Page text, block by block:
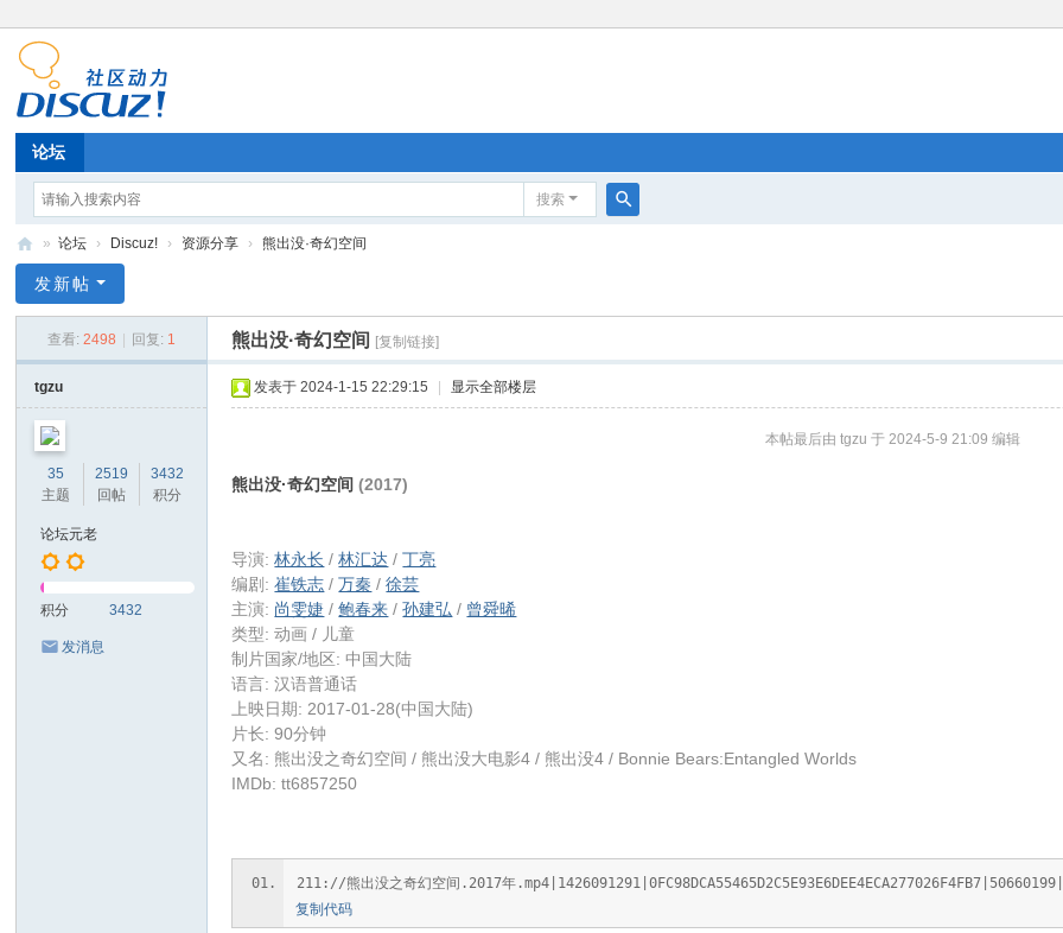
论坛
搜索
52
» 论坛 › Discuz! › 资源分享 › 熊出没·奇幻空间
发新帖
查看: 2498 回复: 1 熊出没·奇幻空间 [复制链接]
tgzu
35
主题
2519
回帖
3432
积分
论坛元老
积分 3432
发消息
发表于 2024-1-15 22:29:15 显示全部楼层
本帖最后由 tgzu 于 2024-5-9 21:09 编辑
熊出没·奇幻空间(2017)
导演:林永长 /林汇达 /丁亮
编剧:崔铁志 /万秦 /徐芸
主演: 尚雯婕 /鲍春来 /孙建弘 / 曾舜晞
类型: 动画 / 儿童
制片国家/地区: 中国大陆
语言: 汉语普通话
上映日期: 2017-01-28(中国大陆)
片长: 90分钟
又名: 熊出没之奇幻空间 / 熊出没大电影4 / 熊出没4 / Bonnie Bears:Entangled Worlds
IMDb: tt6857250
211://熊出没之奇幻空间.2017年
复制代码